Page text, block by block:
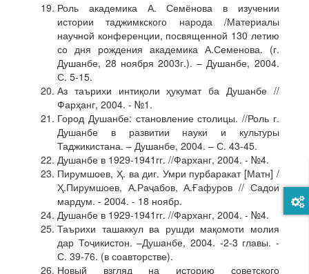
Роль академика А. Семёнова в изучении
истории таджимкского народа /Материалы
научной конференции, посвященной 130 летию
со дня рождения академика А.Семенова. (г.
Душанбе, 28 ноября 2003г.). – Душанбе, 2004.
С. 5-15.
Аз таърихи интиқоли ҳукумат ба Душанбе //
Фарҳанг, 2004. - №1.
Город Душанбе: становление столицы. //Роль г.
Душанбе в развитии науки и культуры
Таджикистана. – Душанбе, 2004. – С. 43-45.
Душанбе в 1929-1941гг. //Фарханг, 2004. - №4.
Пирумшоев, Ҳ. ва диг. Умри пурбаракат [Матн] /
Ҳ.Пирумшоев, А.Раҷабов, А.Ғафуров // Садои
мардум. - 2004. - 18 ноябр.
Душанбе в 1929-1941гг. //Фарханг, 2004. - №4.
Таърихи ташаккул ва рушди мақомоти молия
дар Тоҷикистон. –Душанбе, 2004. -2-3 главы. -
С. 39-76. (в соавторстве).
Новый взгляд на историю советского